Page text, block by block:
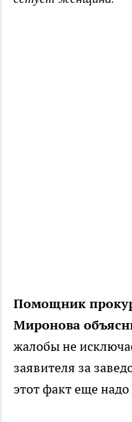
Помощник
Миронова
жалобы не
заявителя за
этот факт еще надо